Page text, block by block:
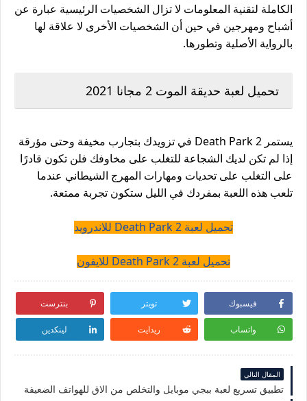
الكاملة لتقنية المعلومات لا تزال الشخصيات الرئيسية عبارة عن
أشباح ومهرجين في حين أن الشخصيات الأخرى لا علاقة لها
بالرواية الأصلية وتطورها.
تحميل لعبة حديقة الموت 2 مجانا 2021
يستمر Death Park 2 في تزويدك بتجارب مخيفة وحتى مؤرقة
إذا لم تكن لديك الشجاعة للتغلب على مخاوفك فلن تكون قادرًا
على التغلب على تحديات ومهارات المهرج الشيطاني عندما
تلعب هذه اللعبة بمفردك في الليل ستكون تجربة ممتعة.
تحميل لعبة Death Park 2 للاندرويد
تحميل لعبة Death Park 2 للايفون
فيسبوك تويتر بنترست
واتساب ريدايت لينكدين
المقال التالي
تطبيق تسريع لعبة ببجي موبايل والتخلص من الاق للهواتف الضعيفة